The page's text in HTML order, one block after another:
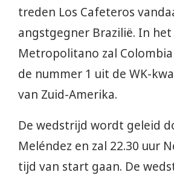
treden Los Cafeteros
angstgegner Brazilië. In het
Metropolitano zal
de nummer 1 uit de WK-
van Zuid-Amerika.
De wedstrijd wordt geleid
Meléndez en zal 22.30 uur
tijd van start gaan. De